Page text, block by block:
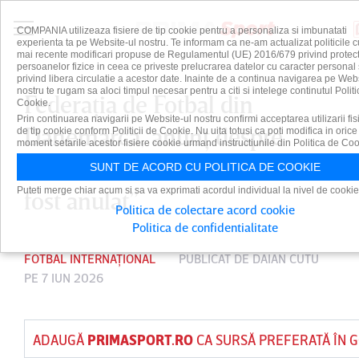
Federaţia de Fotbal din
Danemarca, anunţ despre
starea lui Eriksen. ”Meciul a
fost anulat”
FOTBAL INTERNAȚIONAL PUBLICAT DEDAIAN CUTU
PE 7 IUN 2026
ADAUGĂ PRIMASPORT.ROCA SURSĂ PREFERATĂ ÎN
COMPANIA utilizeaza fisiere de tip cookie pentru a personaliza si imbunatati
experienta ta pe Website-ul nostru. Te informam ca ne-am actualizat politicile
mai recente modificari propuse de Regulamentul (UE) 2016/679 privind
persoanelor fizice in ceea ce priveste prelucrarea datelor cu caracter personal
privind libera circulatie a acestor date. Inainte de a continua navigarea pe
nostru te rugam sa aloci timpul necesar pentru a citi si intelege continutul
Cookie.
Prin continuarea navigarii pe Website-ul nostru confirmi acceptarea utilizarii
de tip cookie conform Politicii de Cookie. Nu uita totusi ca poti modifica in orice
moment setarile acestor fisiere cookie urmand instructiunile din Politica de
SUNT DE ACORD CU POLITICA DE COOKIE
Puteti merge chiar acum si sa va exprimati acordul individual la nivel de
Politica de colectare acord cookie
Politica de confidentialitate